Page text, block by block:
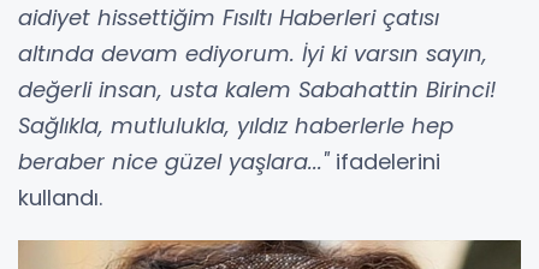
aidiyet hissettiğim Fısıltı Haberleri çatısı
altında devam ediyorum. İyi ki varsın sayın,
değerli insan, usta kalem Sabahattin Birinci!
Sağlıkla, mutlulukla, yıldız haberlerle hep
beraber nice güzel yaşlara..."ifadelerini
kullandı.